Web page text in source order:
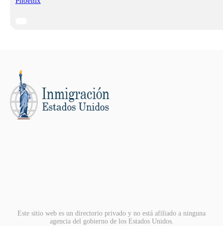
Este sitio web es un directorio privado y no está afiliado a ninguna
agencia del gobierno de los Estados Unidos.